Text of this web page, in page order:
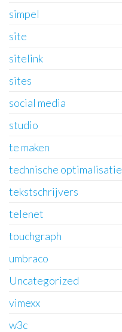
simpel
site
sitelink
sites
social media
studio
te maken
technische optimalisatie
tekstschrijvers
telenet
touchgraph
umbraco
Uncategorized
vimexx
w3c